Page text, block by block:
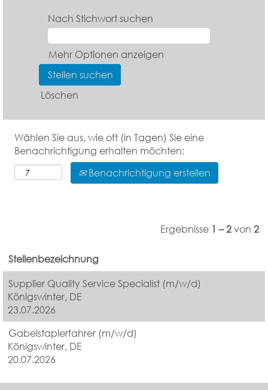
Nach Stichwort suchen
Mehr Optionen anzeigen
Löschen
Wählen Sie aus, wie oft (in Tagen) Sie eine
Benachrichtigung erhalten möchten:
Benachrichtigung erstellen
Ergebnisse 1 – 2von 2
Stellenbezeichnung
Supplier Quality Service Specialist (m/w/d)
Königswinter, DE
23.07.2026
Gabelstaplerfahrer (m/w/d)
Königswinter, DE
20.07.2026